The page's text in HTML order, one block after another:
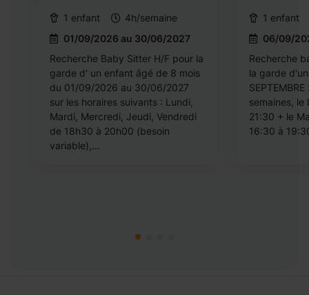
1 enfant
4h/semaine
01/09/2026 au 30/06/2027
Recherche Baby Sitter H/F pour la
garde d' un enfant âgé de 8 mois
du 01/09/2026 au 30/06/2027
sur les horaires suivants : Lundi,
Mardi, Mercredi, Jeudi, Vendredi
de 18h30 à 20h00 (besoin
variable),...
1 enfant
06/09/
Recherche
la garde
semaines,
21:30 + le
16:30 à